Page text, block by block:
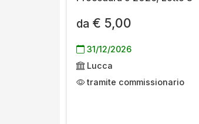
da € 5,00
31/12/2026
Lucca
tramite commissionario